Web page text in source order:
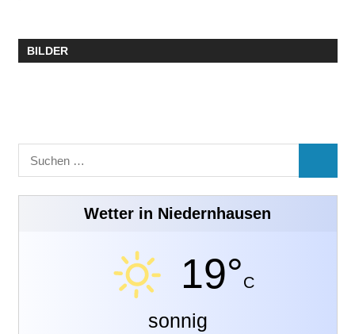
BILDER
Suchen
nach:
Wetter in Niedernhausen
19°C
sonnig